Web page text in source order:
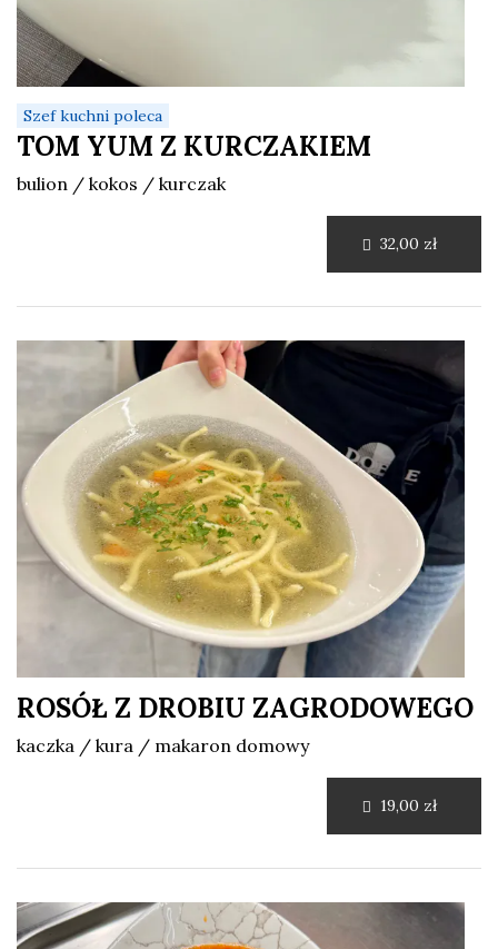
Szef kuchni poleca
TOM YUM Z KURCZAKIEM
bulion / kokos / kurczak
ROSÓŁ Z DROBIU ZAGRODOWEGO
kaczka / kura / makaron domowy